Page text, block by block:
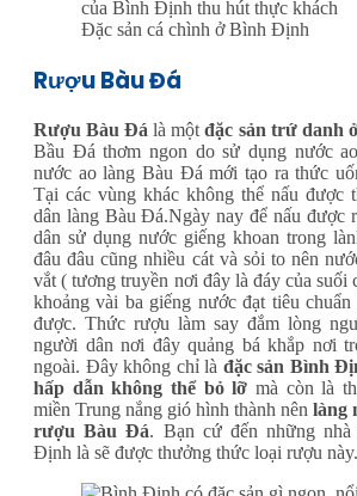
Đặc sản cá chình ở Bình Định
Rượu Bàu Đá
Rượu Bàu Đá là mộtđặc sản trứ danh
Bầu Đá thơm ngon do sử dụng nước
nước ao làng Bàu Đá mới tạo ra thức
Tại các vùng khác không thể nấu được
dân làng Bàu Đá.Ngày nay để nấu được
dân sử dụng nước giếng khoan trong
đâu đâu cũng nhiều cát và sỏi to nên
vắt ( tương truyền nơi đây là đáy của suối
khoảng vài ba giếng nước đạt tiêu
được. Thức rượu làm say đắm lòng
người dân nơi đây quảng bá khắp nơi
ngoài. Đây không chỉ là đặc sản Bình
hấp dẫn không thể bỏ lỡ mà còn là
miền Trung nắng gió hình thành nên làng
rượu Bàu Đá. Bạn cứ đến những
Định là sẽ được thưởng thức loại rượu này.